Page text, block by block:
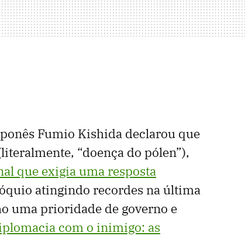
Fumio Kishida declarou que
“doença do pólen”),
que exigia uma resposta
atingindo recordes na última
uma prioridade de governo e
com o inimigo: as